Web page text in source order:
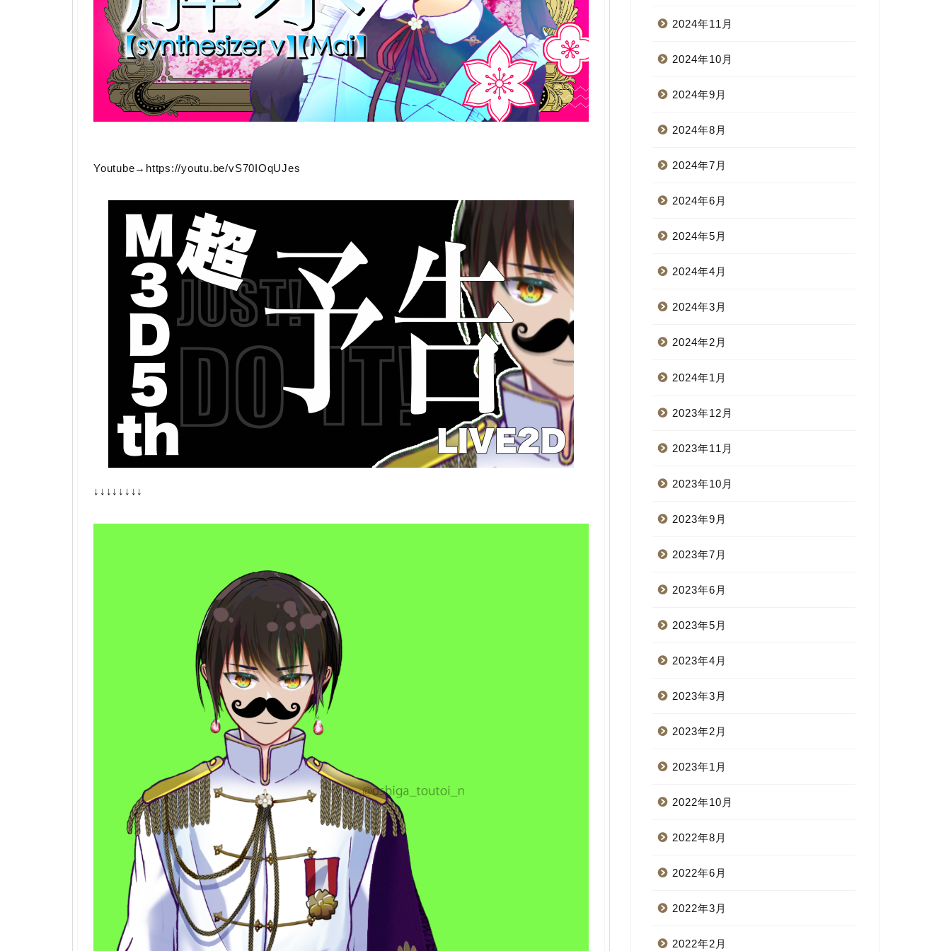
Youtube→https://youtu.be/vS70IOqUJes
↓↓↓↓↓↓↓↓
2024年11月
2024年10月
2024年9月
2024年8月
2024年7月
2024年6月
2024年5月
2024年4月
2024年3月
2024年2月
2024年1月
2023年12月
2023年11月
2023年10月
2023年9月
2023年7月
2023年6月
2023年5月
2023年4月
2023年3月
2023年2月
2023年1月
2022年10月
2022年8月
2022年6月
2022年3月
2022年2月